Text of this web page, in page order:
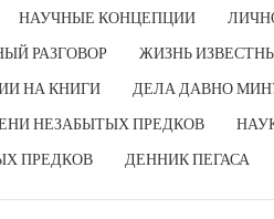
НАУЧНЫЕ КОНЦЕПЦИИ
РАЗГОВОР ЖИЗНЬ
НА КНИГИ ДЕЛА ДАВНО
НЕЗАБЫТЫХ ПРЕДКОВ
ПРЕДКОВ
ДЕННИК ПЕГАСА